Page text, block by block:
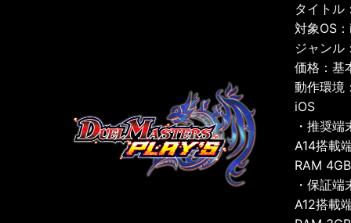
タイトル
対象OS
ジャンル
価格：基
動作環境
iOS
・推奨端
A14搭載
RAM
・保証端
A12搭載